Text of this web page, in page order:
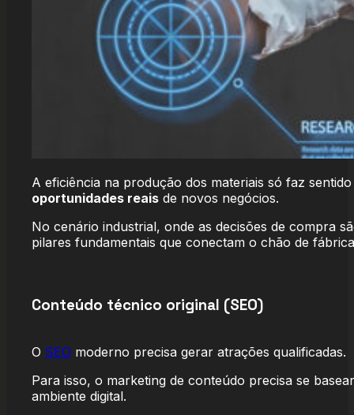
A eficiência na produção dos materiais só faz
oportunidades reais de novos negócios.
No cenário industrial, onde as decisões de compra
pilares fundamentais que conectam o chão de
Conteúdo técnico original (SEO)
O SEO moderno precisa gerar atrações qualificadas.
Para isso, o marketing de conteúdo precisa se
ambiente digital.